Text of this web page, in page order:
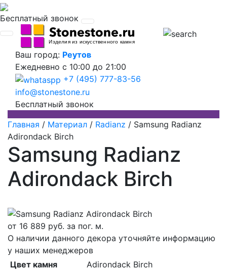
Бесплатный звонок
Ваш город: Реутов
Ежедневно с 10:00 до 21:00
+7 (495) 777-83-56
info@stonestone.ru
Бесплатный звонок
Главная / Материал / Radianz / Samsung Radianz
Adirondack Birch
Samsung Radianz
Adirondack Birch
от 16 889 руб. за пог. м.
О наличии данного декора уточняйте информацию
у наших менеджеров
Цвет камня
Adirondack Birch